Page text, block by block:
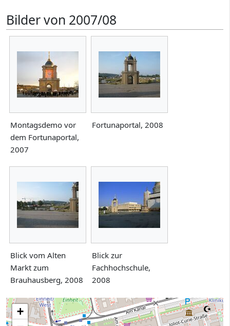
Bilder von 2007/08
Montagsdemo vor
dem Fortunaportal,
2007
Fortunaportal, 2008
Blick vom Alten
Markt zum
Brauhausberg, 2008
Blick zur
Fachhochschule,
2008
+